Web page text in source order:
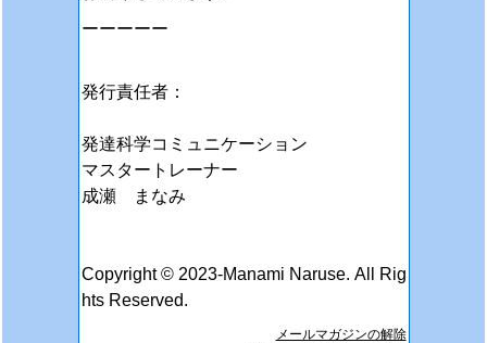
ーーーーー
発行責任者：
発達科学コミュニケーション
マスタートレーナー
成瀬 まなみ
Copyright © 2023-Manami Naruse. All Rig
hts Reserved.
メールマガジンの解除